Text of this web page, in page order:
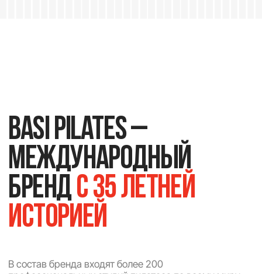
Каждый член команды
-сертифицированный